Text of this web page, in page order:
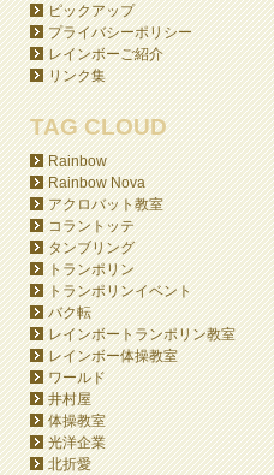
ピックアップ
プライバシーポリシー
レインボーご紹介
リンク集
TAG CLOUD
Rainbow
Rainbow Nova
アクロバット教室
コラントッテ
タンブリング
トランポリン
トランポリンイベント
バク転
レインボートランポリン教室
レインボー体操教室
ワールド
井村屋
体操教室
光洋企業
北折愛